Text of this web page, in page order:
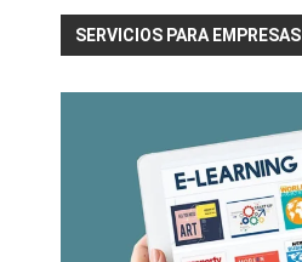
SERVICIOS PARA EMPRESAS